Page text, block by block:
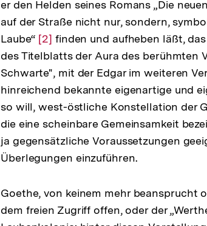
er den Helden seines Romans „Die
auf der Straße nicht nur, sondern,
Laube“ Zur
Auflösung
der
Fußnote
[2] finden und aufheben läßt,
des Titelblatts der Aura des berühmten
Schwarte", mit der Edgar im weiteren
hinreichend bekannte eigenartige und
so will, west-östliche Konstellation der
die eine scheinbare Gemeinsamkeit
ja gegensätzliche Voraussetzungen
Überlegungen einzuführen.
Goethe, von keinem mehr beansprucht
dem freien Zugriff offen, oder der